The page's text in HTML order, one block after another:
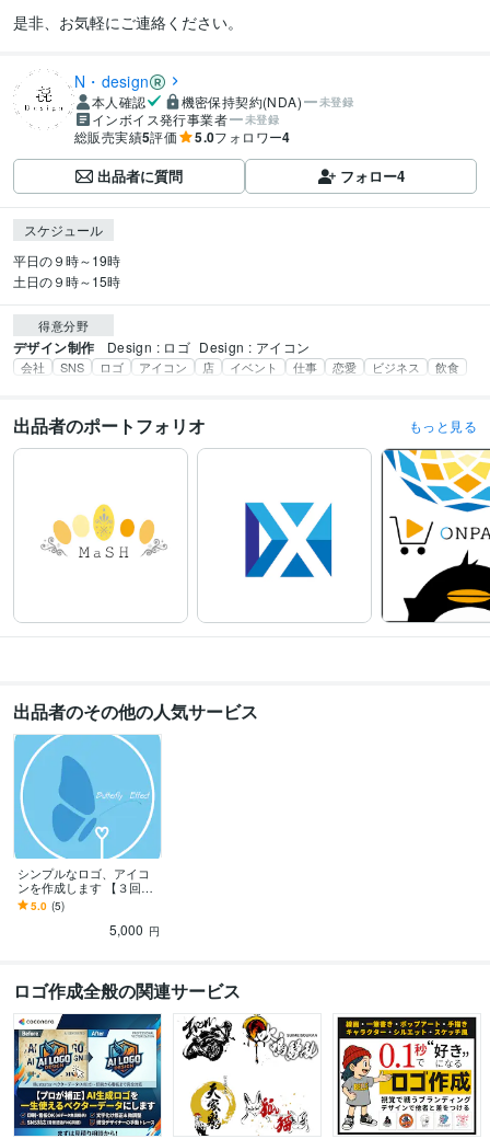
是非、お気軽にご連絡ください。
N・design
本人確認 機密保持契約(NDA) 未登録
インボイス発行事業者 未登録
総販売実績5評価 5.0フォロワー4
出品者に質問 フォロー4
スケジュール
平日の９時～19時
土日の９時～15時
得意分野
デザイン制作 Design : ロゴ Design : アイコン
会社 SNS ロゴ アイコン 店 イベント 仕事 恋愛 ビジネス 飲食
出品者のポートフォリオ もっと見る
出品者のその他の人気サービス
シンプルなロゴ、アイコ
ンを作成します 【３回の
無料修正】ポップ・シン
プル・SNS・アプリ
5.0 (5)
5,000 円
ロゴ作成全般の関連サービス